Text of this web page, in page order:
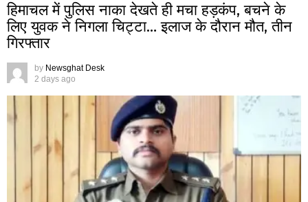
हिमाचल में पुलिस नाका देखते ही मचा हड़कंप, बचने के
लिए युवक ने निगला चिट्टा… इलाज के दौरान मौत, तीन
गिरफ्तार
by Newsghat Desk
2 days ago